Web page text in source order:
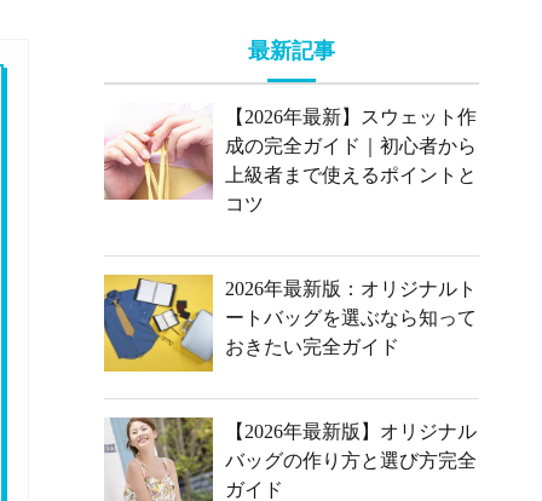
最新記事
【2026年最新】スウェット作
成の完全ガイド｜初心者から
上級者まで使えるポイントと
コツ
2026年最新版：オリジナルト
ートバッグを選ぶなら知って
おきたい完全ガイド
【2026年最新版】オリジナル
バッグの作り方と選び方完全
ガイド